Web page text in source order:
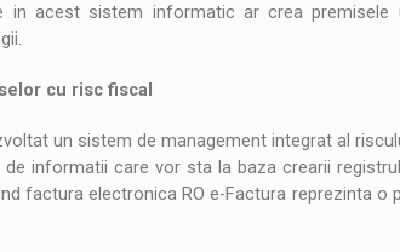
in acest sistem informatic ar crea premisele
cu risc fiscal
un sistem de management integrat al
informatii care vor sta la baza crearii
factura electronica RO e-Factura reprezinta o